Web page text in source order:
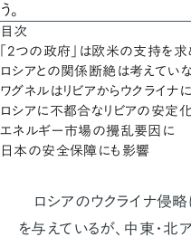
う。
目次
「2つの政府」は欧米の支持を
ロシアとの関係断絶は考えてい
ワグネルはリビアからウクライナ
ロシアに不都合なリビアの安定
エネルギー市場の攪乱要因に
日本の安全保障にも影響
ロシアのウクライナ侵
を与えているが、中東・北